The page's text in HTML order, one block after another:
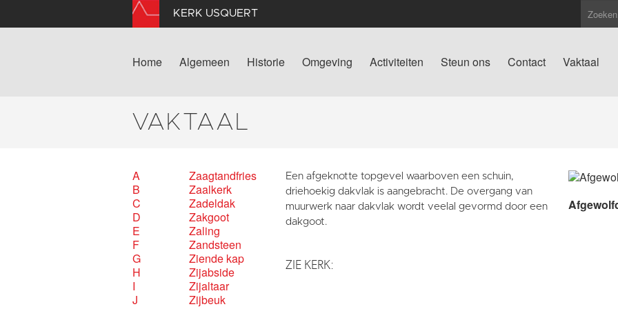
KERK USQUERT
Home Algemeen Historie Omgeving Activiteiten Steun ons Contact Vaktaal
VAKTAAL
A
B
C
D
E
F
G
H
I
J
Zaagtandfries
Zaalkerk
Zadeldak
Zakgoot
Zaling
Zandsteen
Ziende kap
Zijabside
Zijaltaar
Zijbeuk
Een afgeknotte topgevel waarboven een schuin,
driehoekig dakvlak is aangebracht. De overgang van
muurwerk naar dakvlak wordt veelal gevormd door een
dakgoot.
ZIE KERK: